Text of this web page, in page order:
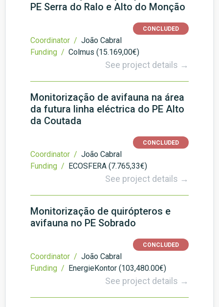
PE Serra do Ralo e Alto do Monção
CONCLUDED
Coordinator / João Cabral
Funding / Colmus (15.169,00€)
See project details →
Monitorização de avifauna na área
da futura linha eléctrica do PE Alto
da Coutada
CONCLUDED
Coordinator / João Cabral
Funding / ECOSFERA (7.765,33€)
See project details →
Monitorização de quirópteros e
avifauna no PE Sobrado
CONCLUDED
Coordinator / João Cabral
Funding / EnergieKontor (103,480.00€)
See project details →